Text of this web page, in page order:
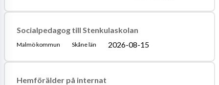
Socialpedagog till Stenkulaskolan
Malmö kommun Skåne län 2026-08-15
Hemförälder på internat